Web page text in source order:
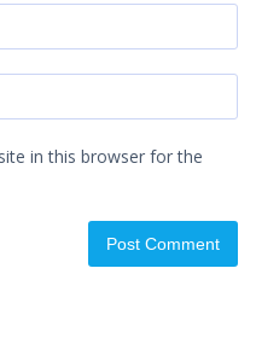
in this browser for the